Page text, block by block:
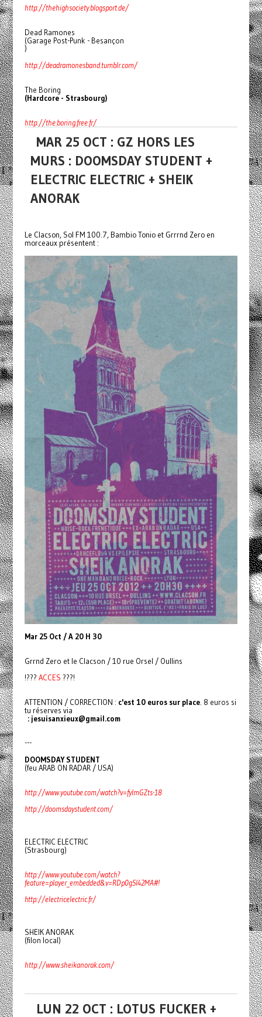
http://thehighsociety.blogsport.de/
Dead Ramones
(Garage Post-Punk - Besançon
)
http://deadramonesband.tumblr.com/
The Boring
(Hardcore - Strasbourg)
http://the.boring.free.fr/
MAR 25 OCT : GZ HORS LES
MURS : DOOMSDAY STUDENT +
ELECTRIC ELECTRIC + SHEIK
ANORAK
Le Clacson, Sol FM 100.7, Bambio Tonio et Grrrnd Zero en
morceaux présentent :
Mar 25 Oct / A 20 H 30
Grrnd Zero et le Clacson / 10 rue Orsel / Oullins
!??? ACCES ???!
ATTENTION / CORRECTION : c'est 10 euros sur place. 8 euros si
tu réserves via
: jesuisanxieux@gmail.com
---
DOOMSDAY STUDENT
(feu ARAB ON RADAR / USA)
http://www.youtube.com/watch?v=fyImGZts-18
http://doomsdaystudent.com/
ELECTRIC ELECTRIC
(Strasbourg)
http://www.youtube.com/watch?
feature=player_embedded&v=RDp0gSl42MA#!
http://electricelectric.fr/
SHEIK ANORAK
(filon local)
http://www.sheikanorak.com/
LUN 22 OCT : LOTUS FUCKER +